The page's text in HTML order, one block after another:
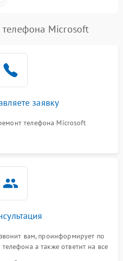
Microsoft
заявку
телефона Microsoft
вам, проинформирует по
а также ответит на все